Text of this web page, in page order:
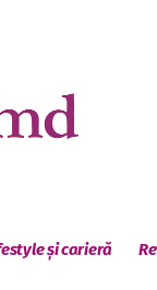
și carieră